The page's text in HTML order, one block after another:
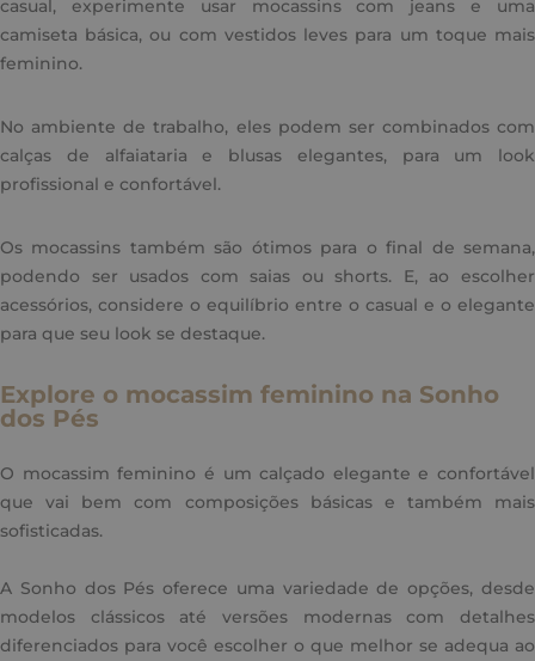
casual, experimente usar mocassins com jeans e uma
camiseta básica, ou com vestidos leves para um toque mais
feminino.
No ambiente de trabalho, eles podem ser combinados com
calças de alfaiataria e blusas elegantes, para um look
profissional e confortável.
Os mocassins também são ótimos para o final de semana,
podendo ser usados com saias ou shorts. E, ao escolher
acessórios, considere o equilíbrio entre o casual e o elegante
para que seu look se destaque.
Explore o mocassim feminino na Sonho
dos Pés
O mocassim feminino é um calçado elegante e confortável
que vai bem com composições básicas e também mais
sofisticadas.
A Sonho dos Pés oferece uma variedade de opções, desde
modelos clássicos até versões modernas com detalhes
diferenciados para você escolher o que melhor se adequa ao